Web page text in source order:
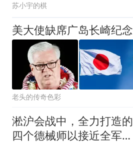
苏小宇的棋
老头的传奇色彩
淞沪会战中，全力打造的
四个德械师以接近全军覆